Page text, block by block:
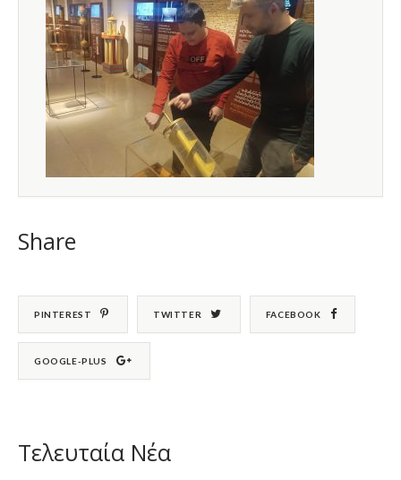
Share
PINTEREST TWITTER FACEBOOK
GOOGLE-PLUS
Τελευταία Νέα